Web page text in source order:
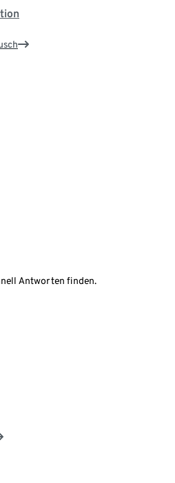
Antworten finden.